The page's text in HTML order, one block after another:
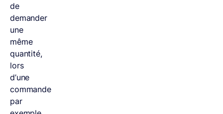
de
demander
une
même
quantité,
lors
d’une
commande
par